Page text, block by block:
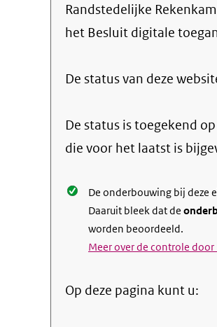
Randstedelijke
het Besluit digitale
De status van deze
De status is toegekend
die voor het laatst is
De onderbouwing bij deze
Daaruit bleek dat de
worden beoordeeld.
Meer over de controle door
Op deze pagina kunt u: